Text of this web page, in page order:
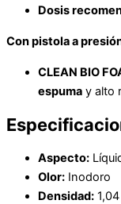
Dosis
Con pistola a
CLEAN BIO
espuma y alto
Aspecto:
Olor: Inodoro
Densidad: